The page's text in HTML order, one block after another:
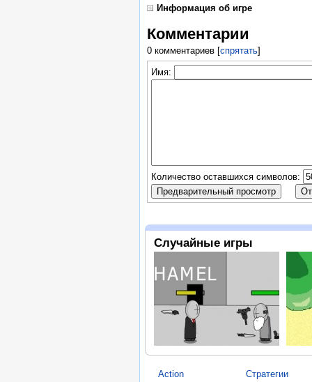
Информация об игре
Комментарии
0 комментариев[спрятать]
Имя:
Количество оставшихся символов:
Случайные игры
Action
Стратегии